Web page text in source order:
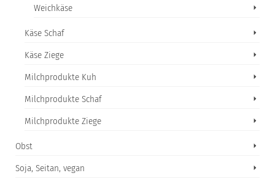
Weichkäse
Käse Schaf
Käse Ziege
Milchprodukte Kuh
Milchprodukte Schaf
Milchprodukte Ziege
Obst
Soja, Seitan, vegan